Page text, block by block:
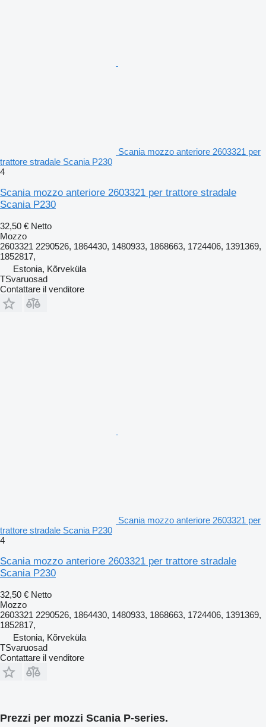
Scania mozzo anteriore 2603321 per
trattore stradale Scania P230
4
Scania mozzo anteriore 2603321 per trattore stradale
Scania P230
32,50 € Netto
Mozzo
2603321 2290526, 1864430, 1480933, 1868663, 1724406, 1391369,
1852817,
Estonia, Kõrveküla
TSvaruosad
Contattare il venditore
Scania mozzo anteriore 2603321 per
trattore stradale Scania P230
4
Scania mozzo anteriore 2603321 per trattore stradale
Scania P230
32,50 € Netto
Mozzo
2603321 2290526, 1864430, 1480933, 1868663, 1724406, 1391369,
1852817,
Estonia, Kõrveküla
TSvaruosad
Contattare il venditore
Prezzi per mozzi Scania P-series.